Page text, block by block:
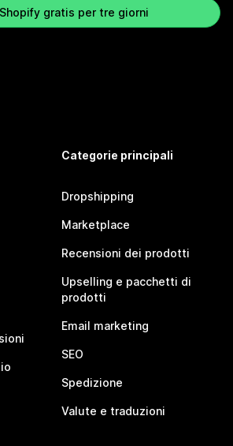
gratis per tre giorni
Categorie principali
Dropshipping
Marketplace
Recensioni dei prodotti
Upselling e pacchetti di
prodotti
Email marketing
SEO
Spedizione
Valute e traduzioni